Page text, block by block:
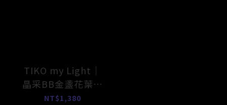
TIKO my Light｜
晶采BB金盞花葉黃
素
NT$1,380